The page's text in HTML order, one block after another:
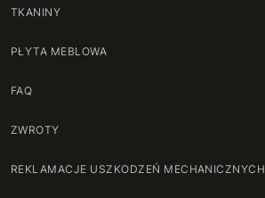
TKANINY
PŁYTA MEBLOWA
FAQ
ZWROTY
REKLAMACJE USZKODZEŃ MECHANICZNYCH